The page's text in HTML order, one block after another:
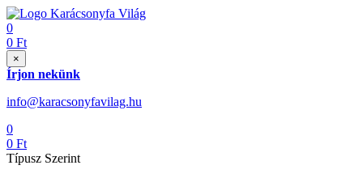
0
0 Ft
×
Írjon nekünk
info@karacsonyfavilag.hu
0
0 Ft
Típusz Szerint